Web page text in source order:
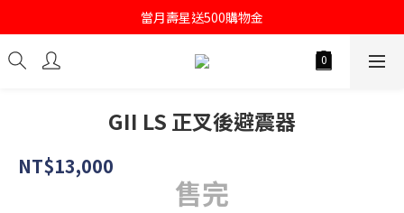
註冊會員即送購物金100
當月壽星送500購物金
註冊會員即送購物金100
GII LS 正叉後避震器
NT$13,000
售完